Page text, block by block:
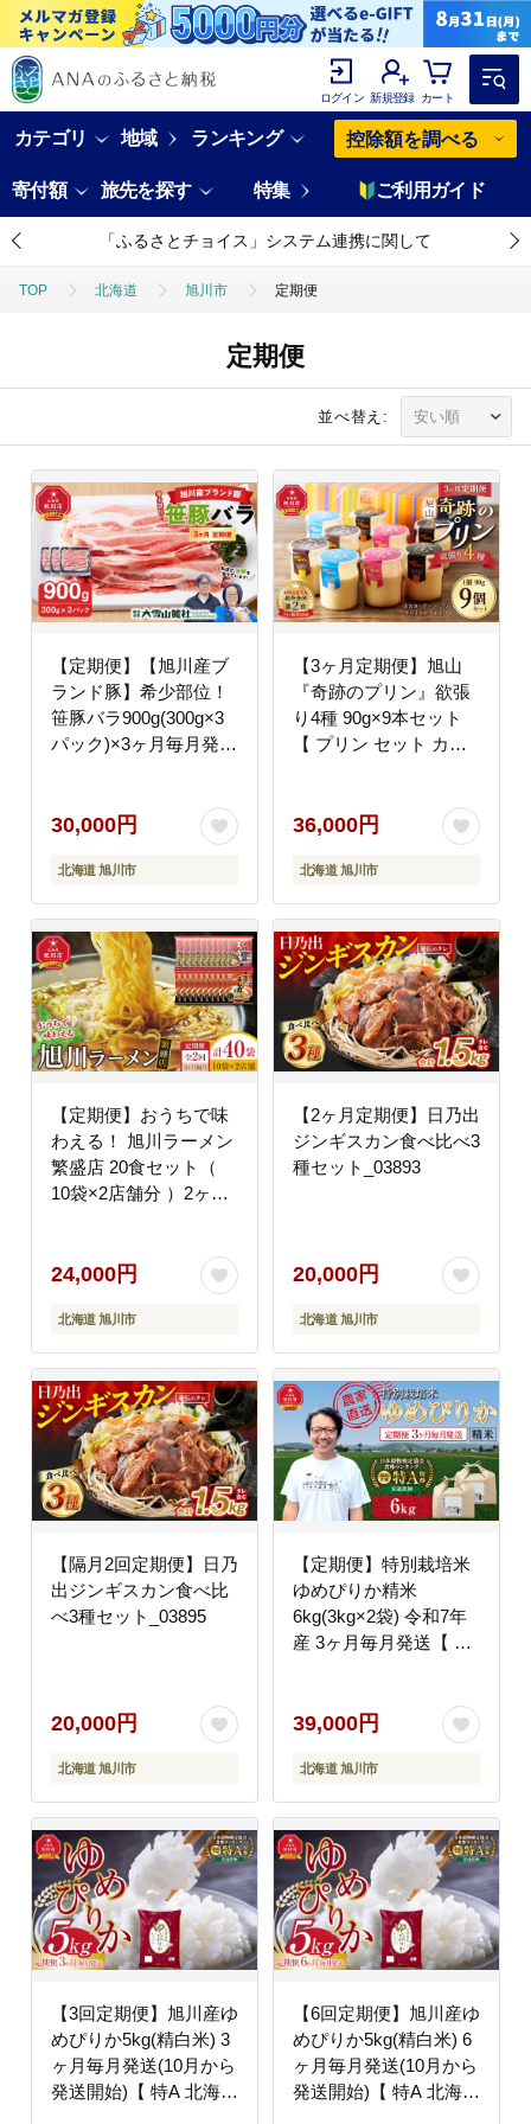
ログイン 新規登録 カート
カテゴリ 地域 ランキング 控除額を調べる
寄付額 旅先を探す 特集 ご利用ガイド
「ふるさとチョイス」システム連携に関して
TOP 北海道 旭川市 定期便
定期便
並べ替え:
【定期便】【旭川産ブ
ランド豚】希少部位！
笹豚バラ900g(300g×3
パック)×3ヶ月毎月発送
お鍋 焼肉 焼き肉 やき
にく 小分け 個包装 冷
凍 国産 北海道 ギフト
スライス お取り寄せ グ
_04813
30,000円
北海道 旭川市
【3ヶ月定期便】旭山
『奇跡のプリン』欲張
り4種 90g×9本セット
【 プリン セット カス
ーツ デザート お菓子
食べ比べ お楽しみ 冷蔵
旭川市ふるさと納税 北
海道ふるさと納税 】
36,000円
北海道 旭川市
【定期便】おうちで味
わえる！ 旭川ラーメン
繁盛店 20食セット（
10袋×2店舗分 ）2ヶ月
ラーメン インスタント
ラーメン インスタント
カップ麺 麺 旭川ラーメ
ン しょうゆ 醤油 みそ
り寄せ 麺類 旭川市 北
海道 】_04839
24,000円
北海道 旭川市
【2ヶ月定期便】日乃出
ジンギスカン食べ比べ3
種セット_03893
20,000円
北海道 旭川市
【隔月2回定期便】日乃
出ジンギスカン食べ比
べ3種セット_03895
20,000円
北海道 旭川市
【定期便】特別栽培米
ゆめぴりか精米
6kg(3kg×2袋) 令和7年
産 3ヶ月毎月発送【 白
税 北海道ふるさと納税
39,000円
北海道 旭川市
【3回定期便】旭川産ゆ
めぴりか5kg(精白米) 3
ヶ月毎月発送(10月から
発送開始)【 特A 北海道
【6回定期便】旭川産ゆ
めぴりか5kg(精白米) 6
ヶ月毎月発送(10月から
発送開始)【 特A 北海道